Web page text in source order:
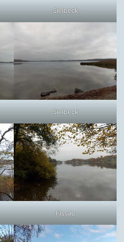
Sielbeck
Sielbeck
Fissau